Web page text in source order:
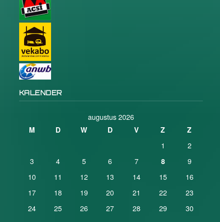
KALENDER
augustus 2026
M D W D V Z Z
1
2
3
4 5 6 7 8
9
10
11 12 13 14 15
16
17
18 19 20 21 22
23
24
25 26 27 28 29
30